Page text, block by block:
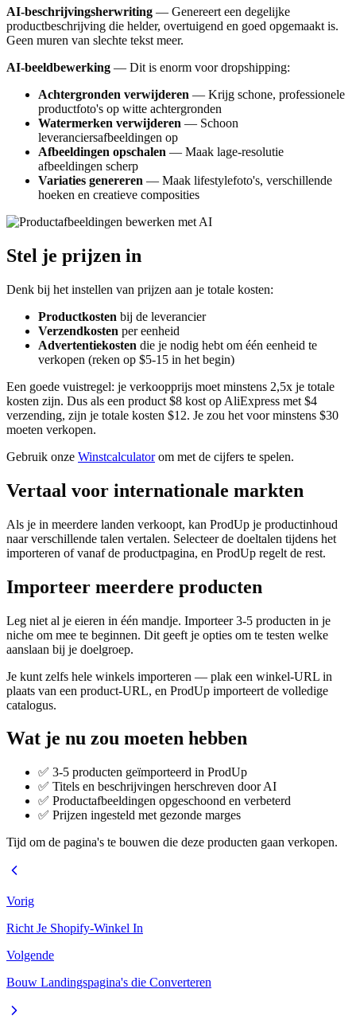
AI-beschrijvingsherwriting — Genereert een degelijke
productbeschrijving die helder, overtuigend en goed opgemaakt is.
Geen muren van slechte tekst meer.
AI-beeldbewerking — Dit is enorm voor dropshipping:
Achtergronden verwijderen — Krijg schone, professionele
productfoto's op witte achtergronden
Watermerken verwijderen — Schoon
leveranciersafbeeldingen op
Afbeeldingen opschalen — Maak lage-resolutie
afbeeldingen scherp
Variaties genereren — Maak lifestylefoto's, verschillende
hoeken en creatieve composities
Stel je prijzen in
Denk bij het instellen van prijzen aan je totale kosten:
Productkosten bij de leverancier
Verzendkosten per eenheid
Advertentiekosten die je nodig hebt om één eenheid te
verkopen (reken op $5-15 in het begin)
Een goede vuistregel: je verkoopprijs moet minstens 2,5x je totale
kosten zijn. Dus als een product $8 kost op AliExpress met $4
verzending, zijn je totale kosten $12. Je zou het voor minstens $30
moeten verkopen.
Gebruik onze Winstcalculatorom met de cijfers te spelen.
Vertaal voor internationale markten
Als je in meerdere landen verkoopt, kan ProdUp je productinhoud
naar verschillende talen vertalen. Selecteer de doeltalen tijdens het
importeren of vanaf de productpagina, en ProdUp regelt de rest.
Importeer meerdere producten
Leg niet al je eieren in één mandje. Importeer 3-5 producten in je
niche om mee te beginnen. Dit geeft je opties om te testen welke
aanslaan bij je doelgroep.
Je kunt zelfs hele winkels importeren — plak een winkel-URL in
plaats van een product-URL, en ProdUp importeert de volledige
catalogus.
Wat je nu zou moeten hebben
✅ 3-5 producten geïmporteerd in ProdUp
✅ Titels en beschrijvingen herschreven door AI
✅ Productafbeeldingen opgeschoond en verbeterd
✅ Prijzen ingesteld met gezonde marges
Tijd om de pagina's te bouwen die deze producten gaan verkopen.
Vorig
Richt Je Shopify-Winkel In
Volgende
Bouw Landingspagina's die Converteren